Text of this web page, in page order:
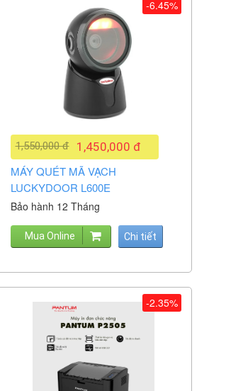
1,450,000 đ
1,550,000 đ
MÁY QUÉT MÃ VẠCH
LUCKYDOOR L600E
Bảo hành 12 Tháng
Mua Online Chi tiết
-6.45%
-2.35%